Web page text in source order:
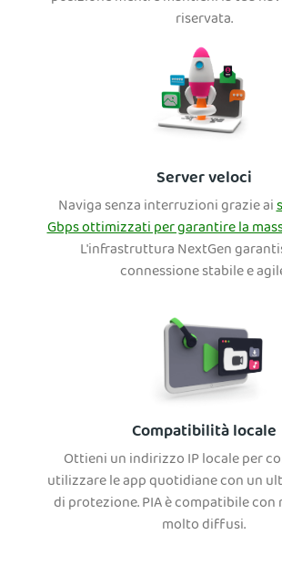
riservata.
Server veloci
Naviga senza interruzioni grazie ai
Gbps ottimizzati per garantire la
L'infrastruttura NextGen
connessione stabile e
Compatibilità locale
Ottieni un indirizzo IP locale per
utilizzare le app quotidiane con un
di protezione. PIA è compatibile
molto diffusi.